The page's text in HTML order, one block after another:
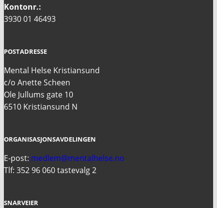
Kontonr.:
3930 01 46493
POSTADRESSE
Mental Helse Kristiansund
c/o Anette Scheen
Ole Jullums gate 10
6510 Kristiansund N
ORGANISASJONSAVDELINGEN
E-post: medlem@mentalhelse.no
Tlf: 352 96 060 tastevalg 2
SNARVEIER